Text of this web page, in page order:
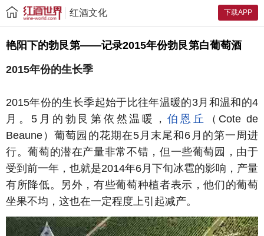
下载APP
红酒文化
艳阳下的勃艮第——记录2015年份勃艮第白葡萄酒
2015年份的生长季
2015年份的生长季起始于比往年温暖的3月和温和的4
月。5月的勃艮第依然温暖，伯恩丘
（Cote de
Beaune）葡萄园的花期在5月末尾和6月的第一周进
行。葡萄的潜在产量非常不错，但一些葡萄园，由于
受到前一年，也就是2014年6月下旬冰雹的影响，产量
有所降低。另外，有些葡萄种植者表示，他们的葡萄
坐果不均，这也在一定程度上引起减产。